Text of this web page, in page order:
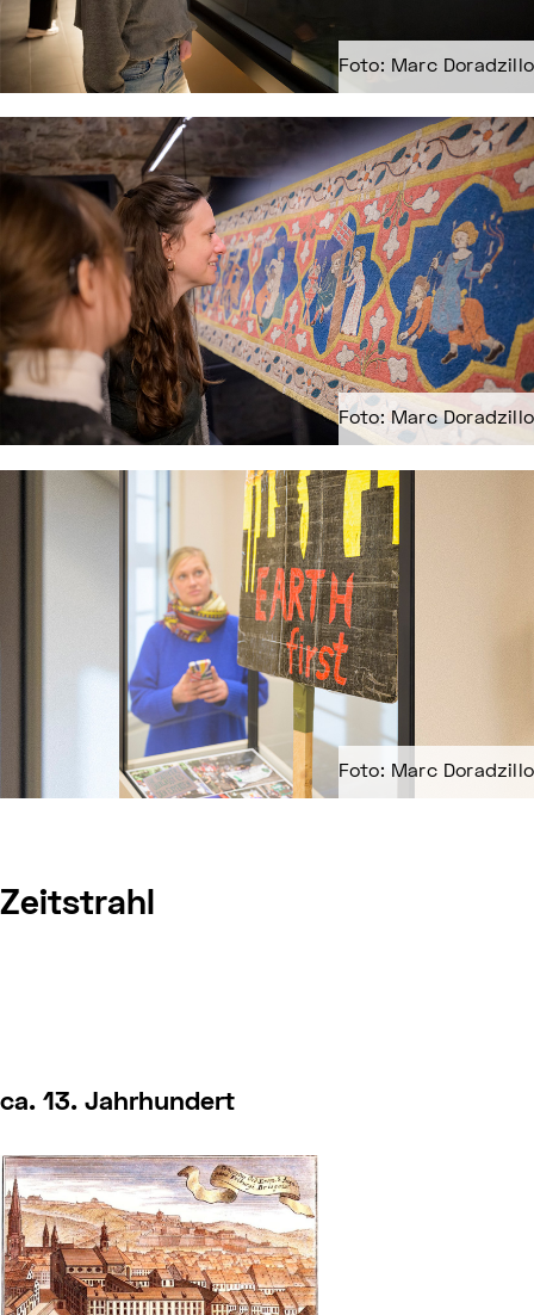
Foto: Marc Doradzillo
Foto: Marc Doradzillo
Foto: Marc Doradzillo
Zeitstrahl
ca. 13. Jahrhundert